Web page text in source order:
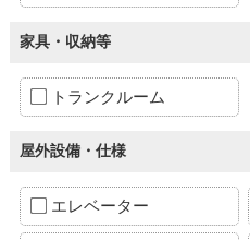
家具・収納等
トランクルーム
屋外設備・仕様
エレベーター